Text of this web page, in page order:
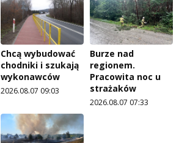
Chcą wybudować
chodniki i szukają
wykonawców
2026.08.07 09:03
Burze nad
regionem.
Pracowita noc u
strażaków
2026.08.07 07:33